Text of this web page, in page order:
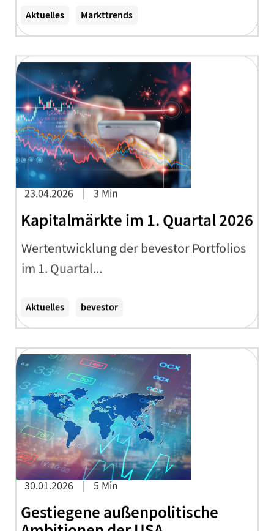
Aktuelles Markttrends
23.04.2026 3 Min
Kapitalmärkte im 1. Quartal 2026
Wertentwicklung der bevestor Portfolios
im 1. Quartal...
Aktuelles bevestor
30.01.2026 5 Min
Gestiegene außenpolitische